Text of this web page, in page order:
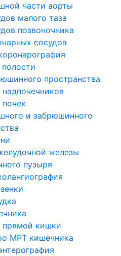
части аорты
малого таза
позвоночника
сосудов
пространства
и забрюшинного
железы
пузыря
кишки
МРТ кишечника